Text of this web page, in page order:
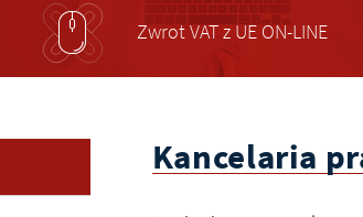
Zwrot VAT z UE ON-LINE
Kancelaria